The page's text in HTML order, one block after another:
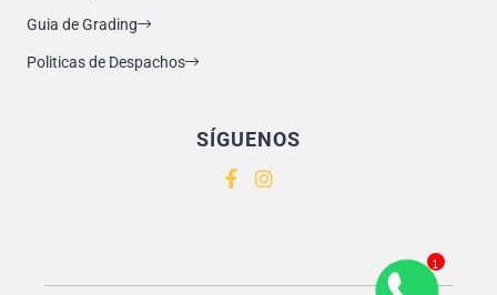
Guia de Grading
Politicas de Despachos
SÍGUENOS
1